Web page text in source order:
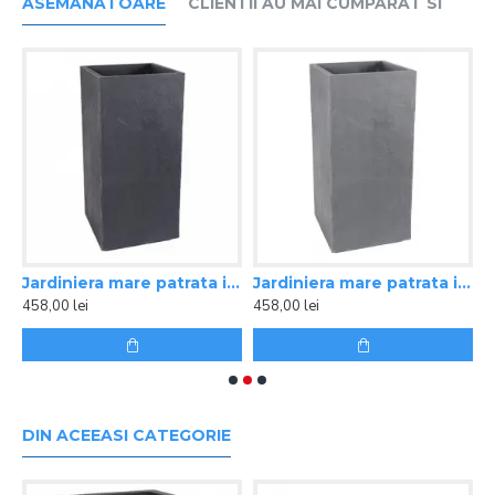
Jardiniera mare patrata inalta antracit 39,5x39,5x80 cm STONE
458,00 lei
Jardiniera mare patrata inalta gri 39,5x39,5x80 cm STONE
458,00 lei
DIN ACEEASI CATEGORIE